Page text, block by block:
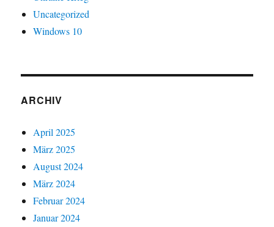
Uncategorized
Windows 10
ARCHIV
April 2025
März 2025
August 2024
März 2024
Februar 2024
Januar 2024